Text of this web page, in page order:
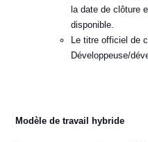
la date de clôture
disponible.
Le titre officiel de
Développeuse/
Modèle de travail hybride